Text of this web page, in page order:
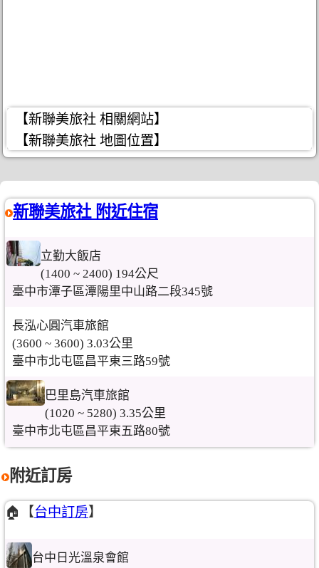
【新聯美旅社 相關網站】
【新聯美旅社 地圖位置】
新聯美旅社 附近住宿
立勤大飯店
(1400 ~ 2400) 194公尺
臺中市潭子區潭陽里中山路二段345號
長泓心圓汽車旅館
(3600 ~ 3600) 3.03公里
臺中市北屯區昌平東三路59號
巴里島汽車旅館
(1020 ~ 5280) 3.35公里
臺中市北屯區昌平東五路80號
附近訂房
🏠【台中訂房】
台中日光溫泉會館